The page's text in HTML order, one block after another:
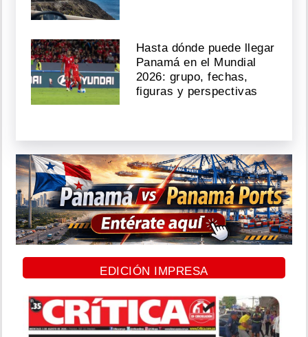
Hasta dónde puede llegar
Panamá en el Mundial
2026: grupo, fechas,
figuras y perspectivas
EDICIÓN IMPRESA